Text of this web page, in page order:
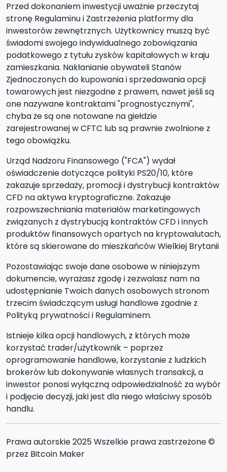
Przed dokonaniem inwestycji uważnie przeczytaj
stronę Regulaminu i Zastrzeżenia platformy dla
inwestorów zewnętrznych. Użytkownicy muszą być
świadomi swojego indywidualnego zobowiązania
podatkowego z tytułu zysków kapitałowych w kraju
zamieszkania. Nakłanianie obywateli Stanów
Zjednoczonych do kupowania i sprzedawania opcji
towarowych jest niezgodne z prawem, nawet jeśli są
one nazywane kontraktami "prognostycznymi",
chyba że są one notowane na giełdzie
zarejestrowanej w CFTC lub są prawnie zwolnione z
tego obowiązku.
Urząd Nadzoru Finansowego ("FCA") wydał
oświadczenie dotyczące polityki PS20/10, które
zakazuje sprzedaży, promocji i dystrybucji kontraktów
CFD na aktywa kryptograficzne. Zakazuje
rozpowszechniania materiałów marketingowych
związanych z dystrybucją kontraktów CFD i innych
produktów finansowych opartych na kryptowalutach,
które są skierowane do mieszkańców Wielkiej Brytanii
Pozostawiając swoje dane osobowe w niniejszym
dokumencie, wyrażasz zgodę i zezwalasz nam na
udostępnianie Twoich danych osobowych stronom
trzecim świadczącym usługi handlowe zgodnie z
Polityką prywatności i Regulaminem.
Istnieje kilka opcji handlowych, z których może
korzystać trader/użytkownik – poprzez
oprogramowanie handlowe, korzystanie z ludzkich
brokerów lub dokonywanie własnych transakcji, a
inwestor ponosi wyłączną odpowiedzialność za wybór
i podjęcie decyzji, jaki jest dla niego właściwy sposób
handlu.
Prawa autorskie 2025 Wszelkie prawa zastrzeżone ©
przez Bitcoin Maker